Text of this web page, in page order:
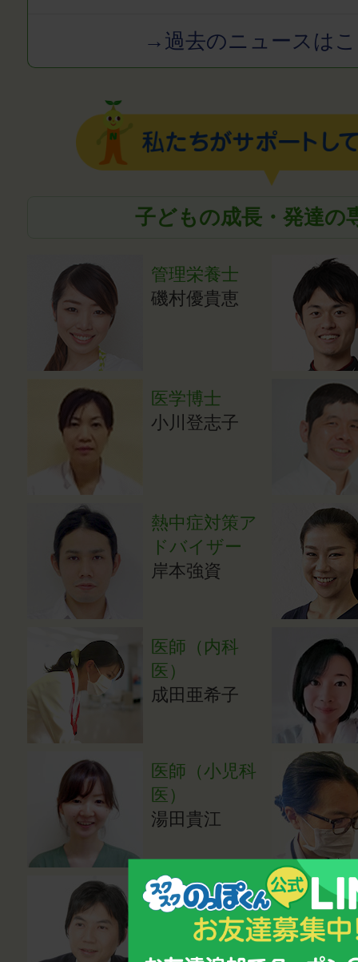
→過去のニュースは
子どもの成長・発達の
管理栄養士
磯村優貴恵
医学博士
小川登志子
熱中症対策ア
ドバイザー
岸本強資
医師（内科
医）
成田亜希子
医師（小児科
医）
湯田貴江
心理カウンセ
ラー・講師
鈴木雅幸